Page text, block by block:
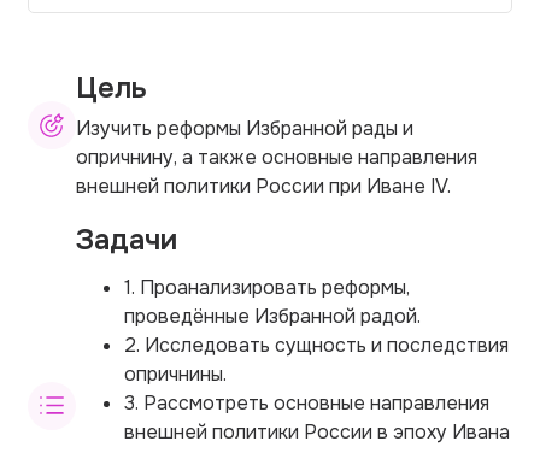
Цель
Изучить реформы Избранной рады и
опричнину, а также основные направления
внешней политики России при Иване IV.
Задачи
1. Проанализировать реформы,
проведённые Избранной радой.
2. Исследовать сущность и последствия
опричнины.
3. Рассмотреть основные направления
внешней политики России в эпоху Ивана